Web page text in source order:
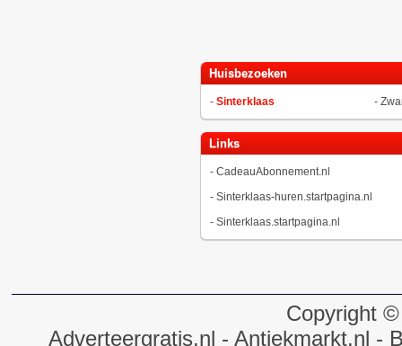
Huisbezoeken
- Sinterklaas -
Links
- CadeauAbonnement.nl
- Sinterklaas-huren.startpagina.nl
- Sinterklaas.startpagina.nl
Copyright
Adverteergratis.nl - Antiekmarkt.nl -